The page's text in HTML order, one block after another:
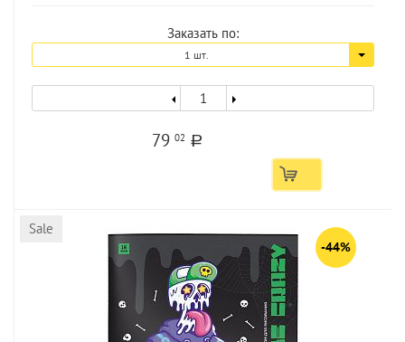
Заказать по:
1 шт.
7902 a
Sale
-44%